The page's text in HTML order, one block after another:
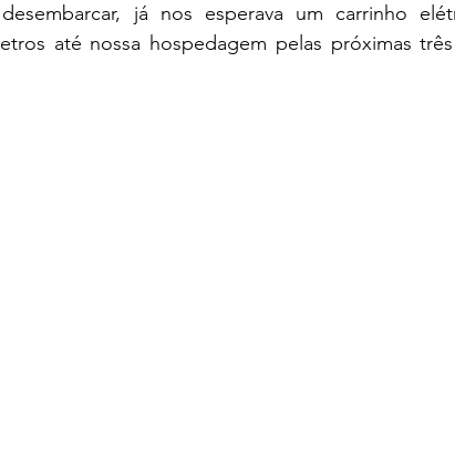
já nos esperava um carrinho